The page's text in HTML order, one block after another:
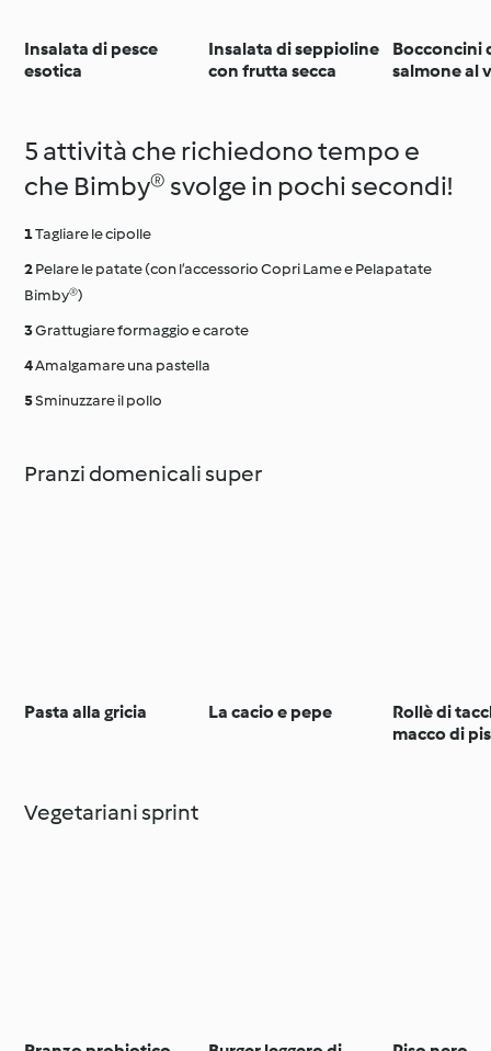
Insalata di pesce
esotica
Insalata di seppioline
con frutta secca
Bocconcini
salmone al
5 attività che richiedono tempo e
che Bimby® svolge in pochi secondi!
Tagliare le cipolle
Pelare le patate (con l’accessorio Copri Lame e Pelapatate
Bimby®)
Grattugiare formaggio e carote
Amalgamare una pastella
Sminuzzare il pollo
Pranzi domenicali super
Pasta alla gricia La cacio e pepe
Rollè di
macco di
Vegetariani sprint